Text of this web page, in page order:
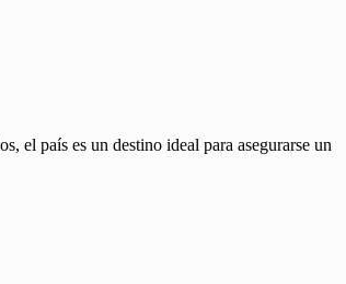
el país es un destino ideal para asegurarse un